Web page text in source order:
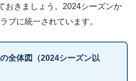
おきましょう。2024シーズンか
ブに統一されています。
全体図（2024シーズン以